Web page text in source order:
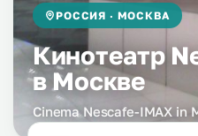
РОССИЯ · МОСКВА
Кинотеатр
в Москве
Cinema Nescafe-IMAX in